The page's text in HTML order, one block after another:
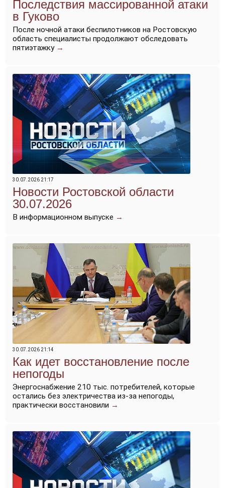
Последствия массированной атаки
в Гуково
После ночной атаки беспилотников на Ростовскую
область специалисты продолжают обследовать
пятиэтажку →
30.07.2026 21:17
Новости Ростовской области
30.07.2026
В информационном выпуске →
30.07.2026 21:14
Как идет восстановление после
непогоды
Энергоснабжение 210 тыс. потребителей, которые
остались без электричества из-за непогоды,
практически восстановили →